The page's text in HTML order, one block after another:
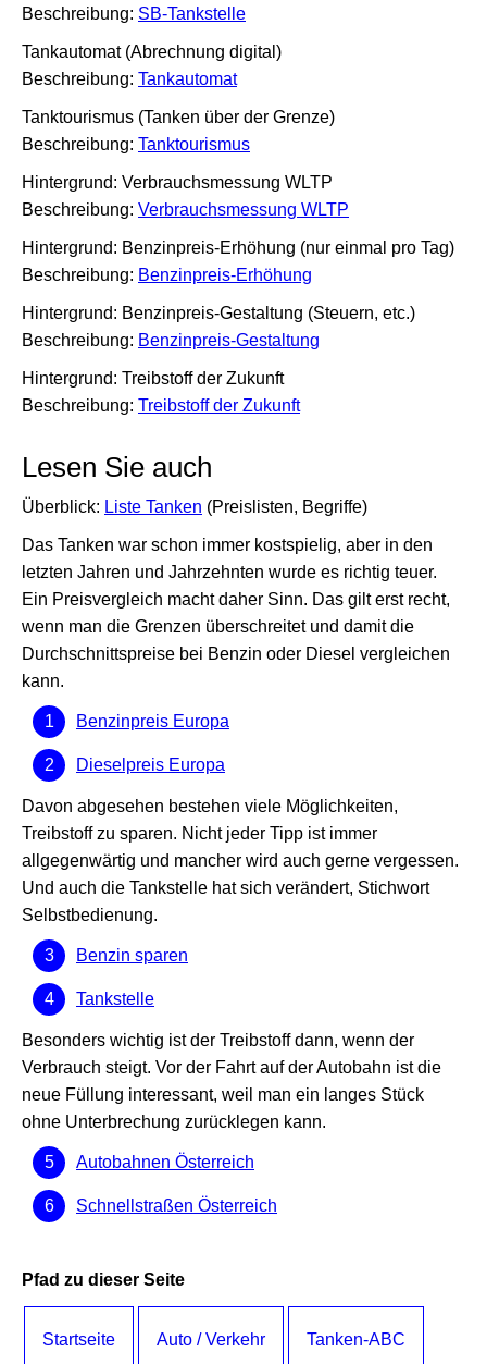
Beschreibung: SB-Tankstelle
Tankautomat (Abrechnung digital)
Beschreibung: Tankautomat
Tanktourismus (Tanken über der Grenze)
Beschreibung: Tanktourismus
Hintergrund: Verbrauchsmessung WLTP
Beschreibung: Verbrauchsmessung WLTP
Hintergrund: Benzinpreis-Erhöhung (nur einmal pro Tag)
Beschreibung: Benzinpreis-Erhöhung
Hintergrund: Benzinpreis-Gestaltung (Steuern, etc.)
Beschreibung: Benzinpreis-Gestaltung
Hintergrund: Treibstoff der Zukunft
Beschreibung: Treibstoff der Zukunft
Lesen Sie auch
Überblick: Liste Tanken (Preislisten, Begriffe)
Das Tanken war schon immer kostspielig, aber in den
letzten Jahren und Jahrzehnten wurde es richtig teuer.
Ein Preisvergleich macht daher Sinn. Das gilt erst recht,
wenn man die Grenzen überschreitet und damit die
Durchschnittspreise bei Benzin oder Diesel vergleichen
kann.
Benzinpreis Europa
Dieselpreis Europa
Davon abgesehen bestehen viele Möglichkeiten,
Treibstoff zu sparen. Nicht jeder Tipp ist immer
allgegenwärtig und mancher wird auch gerne vergessen.
Und auch die Tankstelle hat sich verändert, Stichwort
Selbstbedienung.
Benzin sparen
Tankstelle
Besonders wichtig ist der Treibstoff dann, wenn der
Verbrauch steigt. Vor der Fahrt auf der Autobahn ist die
neue Füllung interessant, weil man ein langes Stück
ohne Unterbrechung zurücklegen kann.
Autobahnen Österreich
Schnellstraßen Österreich
Pfad zu dieser Seite
Startseite Auto / Verkehr Tanken-ABC